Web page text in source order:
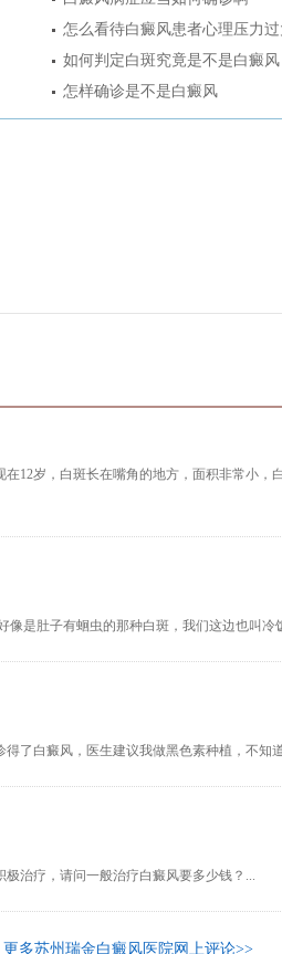
怎么看待白癜风患者心理压力
如何判定白斑究竟是不是白癜风
怎样确诊是不是白癜风
12岁，白斑长在嘴角的地方，面积非常小
像是肚子有蛔虫的那种白斑，我们这边也叫
了白癜风，医生建议我做黑色素种植，不知
治疗，请问一般治疗白癜风要多少钱？...
更多苏州瑞金白癜风医院网上评论>>